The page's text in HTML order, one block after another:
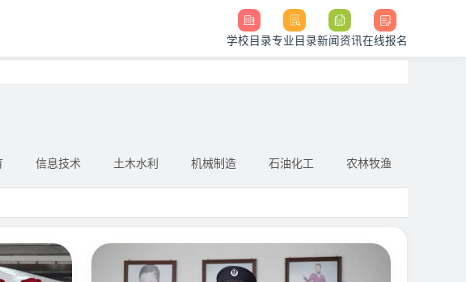
学校目录专业目录新闻资讯在线报名
信息技术 土木水利 机械制造 石油化工 农林牧渔